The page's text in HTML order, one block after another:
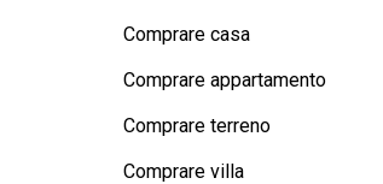
Comprare casa
Comprare appartamento
Comprare terreno
Comprare villa